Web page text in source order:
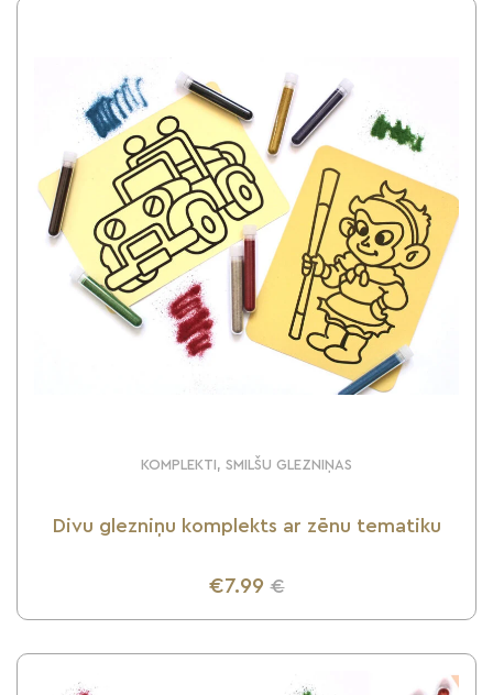
KOMPLEKTI, SMILŠU GLEZNIŅAS
Divu glezniņu komplekts ar zēnu tematiku
€7.99 €
UZZINI VAIRĀK